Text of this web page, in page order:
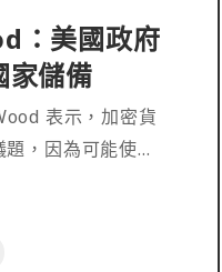
：美國政府
家儲備
表示，加密貨
，因為可能使其
背景發展對美國